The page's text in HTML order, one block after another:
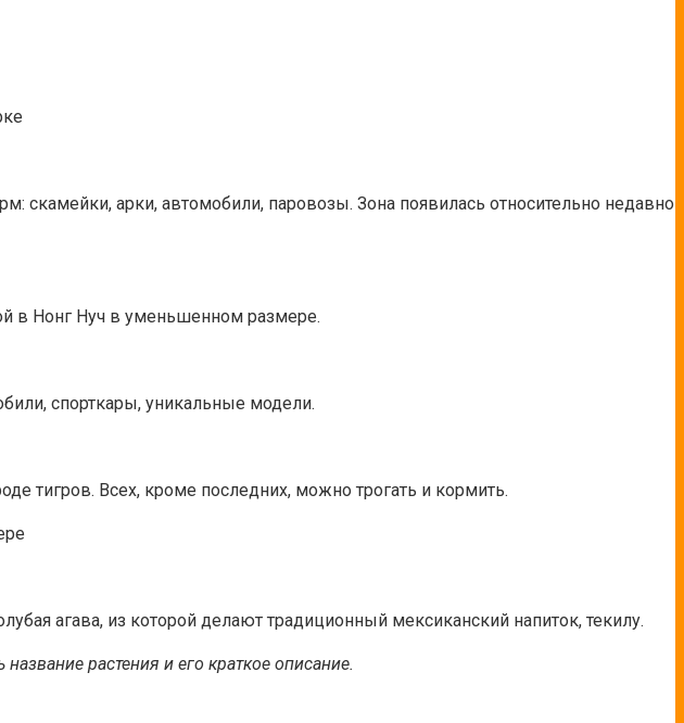
скамейки, арки, автомобили, паровозы. Зона появилась относительно недавно
в Нонг Нуч в уменьшенном размере.
спорткары, уникальные модели.
тигров. Всех, кроме последних, можно трогать и кормить.
агава, из которой делают традиционный мексиканский напиток, текилу.
растения и его краткое описание.